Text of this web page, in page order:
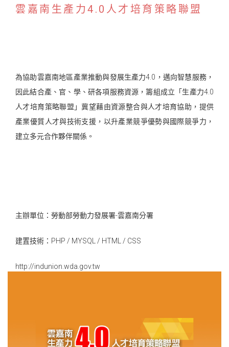
雲嘉南生產力4.0人才培育策略聯盟
為協助雲嘉南地區產業推動與發展生產力4.0，邁向智慧服務，
因此結合產、官、學、研各項服務資源，籌組成立「生產力4.0
人才培育策略聯盟」冀望藉由資源整合與人才培育協助，提供
產業優質人才與技術支援，以升產業競爭優勢與國際競爭力，
建立多元合作夥伴關係。
主辦單位：勞動部勞動力發展署-雲嘉南分署
建置技術：PHP / MYSQL / HTML / CSS
http://indunion.wda.gov.tw